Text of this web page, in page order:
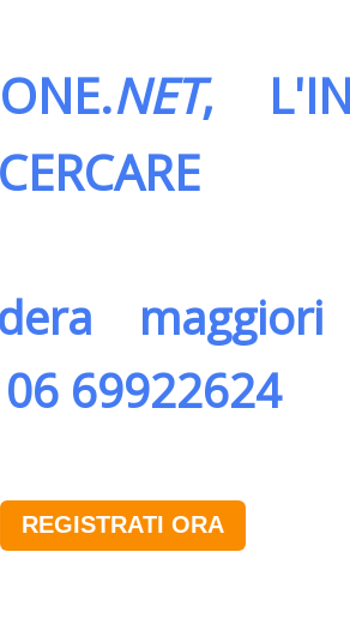
NET,
69922624
REGISTRATI ORA